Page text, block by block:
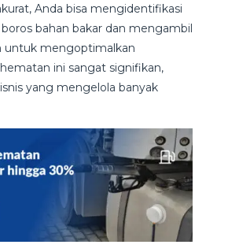
Anda bisa mengidentifikasi
bahan bakar dan mengambil
untuk mengoptimalkan
ini sangat signifikan,
yang mengelola banyak